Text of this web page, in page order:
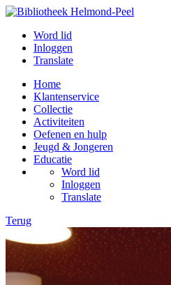
Word lid
Inloggen
Translate
Home
Klantenservice
Collectie
Activiteiten
Oefenen en hulp
Jeugd & Jongeren
Educatie
Word lid
Inloggen
Translate
Terug